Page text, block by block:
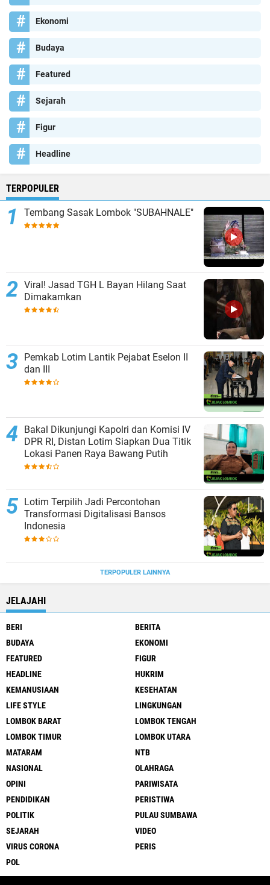
Ekonomi
Budaya
Featured
Sejarah
Figur
Headline
TERPOPULER
Tembang Sasak Lombok "SUBAHNALE"
Viral! Jasad TGH L Bayan Hilang Saat
Dimakamkan
Pemkab Lotim Lantik Pejabat Eselon II
dan III
Bakal Dikunjungi Kapolri dan Komisi IV
DPR RI, Distan Lotim Siapkan Dua Titik
Lokasi Panen Raya Bawang Putih
Lotim Terpilih Jadi Percontohan
Transformasi Digitalisasi Bansos
Indonesia
TERPOPULER LAINNYA
JELAJAHI
BERI
BERITA
BUDAYA
EKONOMI
FEATURED
FIGUR
HEADLINE
HUKRIM
KEMANUSIAAN
KESEHATAN
LIFE STYLE
LINGKUNGAN
LOMBOK BARAT
LOMBOK TENGAH
LOMBOK TIMUR
LOMBOK UTARA
MATARAM
NTB
NASIONAL
OLAHRAGA
OPINI
PARIWISATA
PENDIDIKAN
PERISTIWA
POLITIK
PULAU SUMBAWA
SEJARAH
VIDEO
VIRUS CORONA
PERIS
POL